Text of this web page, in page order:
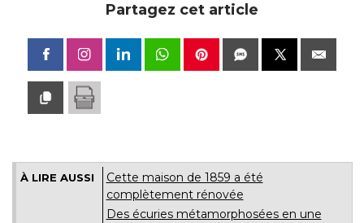
Partagez cet article
À LIRE AUSSI
Cette maison de 1859 a été
complètement rénovée
Des écuries métamorphosées en une